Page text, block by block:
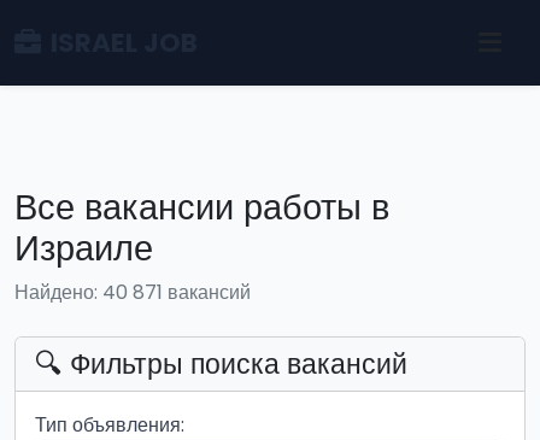
Все вакансии работы в
Израиле
Найдено: 40 871 вакансий
🔍 Фильтры поиска вакансий
Тип объявления: